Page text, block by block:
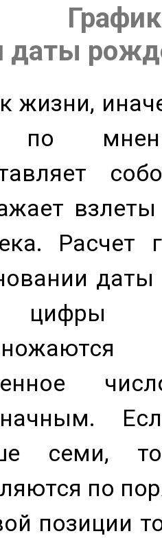
даты
жизни,
по
Расчет
цифры
семи,
по
позиции